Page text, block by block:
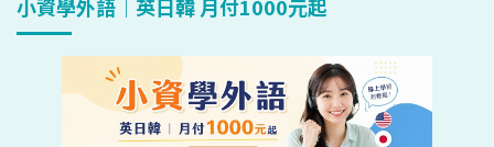
小資學外語｜英日韓 月付1000元起